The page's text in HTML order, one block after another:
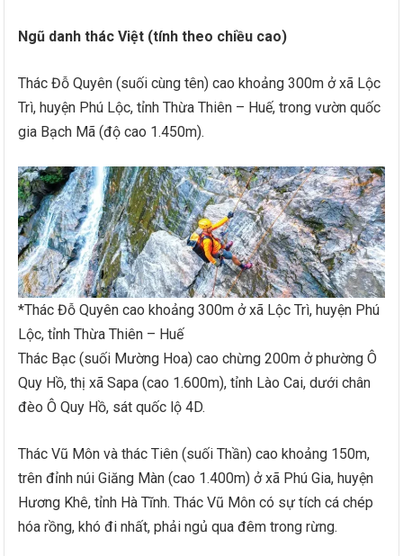
Ngũ danh thác Việt (tính theo chiều cao)
Thác Đỗ Quyên (suối cùng tên) cao khoảng 300m ở xã Lộc
Trì, huyện Phú Lộc, tỉnh Thừa Thiên – Huế, trong vườn quốc
gia Bạch Mã (độ cao 1.450m).
*Thác Đỗ Quyên cao khoảng 300m ở xã Lộc Trì, huyện Phú
Lộc, tỉnh Thừa Thiên – Huế
Thác Bạc (suối Mường Hoa) cao chừng 200m ở phường Ô
Quy Hồ, thị xã Sapa (cao 1.600m), tỉnh Lào Cai, dưới chân
đèo Ô Quy Hồ, sát quốc lộ 4D.
Thác Vũ Môn và thác Tiên (suối Thần) cao khoảng 150m,
trên đỉnh núi Giăng Màn (cao 1.400m) ở xã Phú Gia, huyện
Hương Khê, tỉnh Hà Tĩnh. Thác Vũ Môn có sự tích cá chép
hóa rồng, khó đi nhất, phải ngủ qua đêm trong rừng.